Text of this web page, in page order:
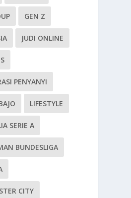
GEN Z
JUDI ONLINE
PENYANYI
LIFESTYLE
SERIE A
BUNDESLIGA
CITY